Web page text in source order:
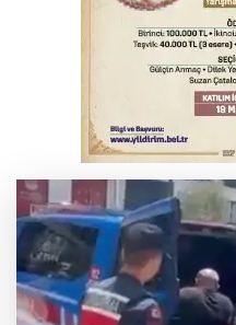
Bursaspor
Serbest